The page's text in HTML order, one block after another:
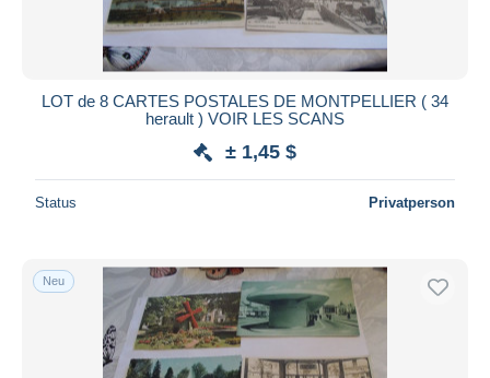
LOT de 8 CARTES POSTALES DE MONTPELLIER ( 34
herault ) VOIR LES SCANS
± 1,45 $
Status Privatperson
Neu